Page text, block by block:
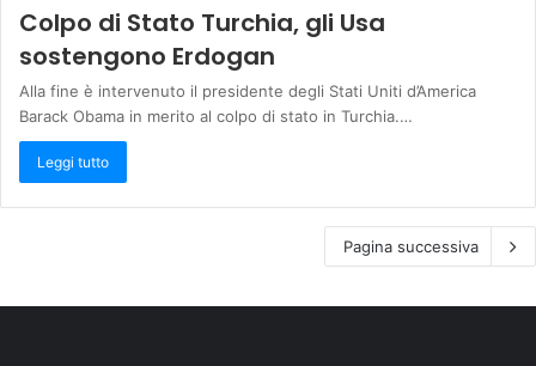
Colpo di Stato Turchia, gli Usa
sostengono Erdogan
Alla fine è intervenuto il presidente degli Stati Uniti d’America
Barack Obama in merito al colpo di stato in Turchia.…
Leggi tutto
Pagina successiva